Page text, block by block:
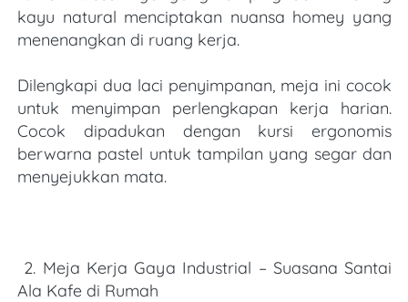
kayu natural menciptakan nuansa homey yang
menenangkan di ruang kerja.
Dilengkapi dua laci penyimpanan, meja ini cocok
untuk menyimpan perlengkapan kerja harian.
Cocok dipadukan dengan kursi ergonomis
berwarna pastel untuk tampilan yang segar dan
menyejukkan mata.
2. Meja Kerja Gaya Industrial – Suasana Santai
Ala Kafe di Rumah